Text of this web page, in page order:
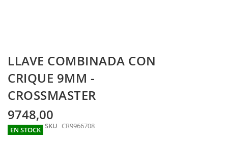
Skip
to
the
beginning
of
the
images
gallery
LLAVE COMBINADA CON
CRIQUE 9MM -
CROSSMASTER
9748,00
EN STOCK SKU CR9966708